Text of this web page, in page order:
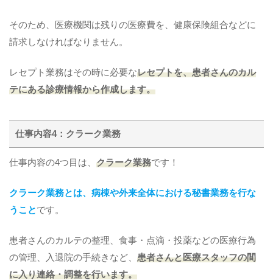
そのため、医療機関は残りの医療費を、健康保険組合などに
請求しなければなりません。
レセプト業務はその時に必要なレセプトを、患者さんのカル
テにある診療情報から作成します。
仕事内容4：クラーク業務
仕事内容の4つ目は、 クラーク業務です！
クラーク業務とは、病棟や外来全体における秘書業務を行な
うことです。
患者さんのカルテの整理、食事・点滴・投薬などの医療行為
の管理、入退院の手続きなど、 患者さんと医療スタッフの間
に入り連絡・調整を行います。